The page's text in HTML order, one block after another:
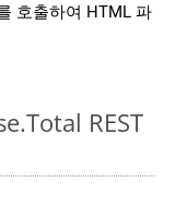
호출하여 HTML 파
REST